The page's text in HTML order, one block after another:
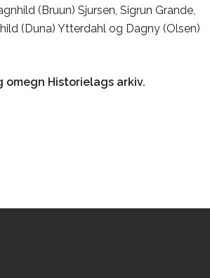
(Bruun) Sjursen, Sigrun Grande,
(Duna) Ytterdahl og Dagny (Olsen)
omegn Historielags arkiv.